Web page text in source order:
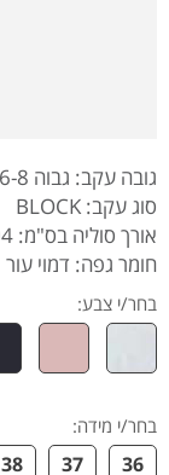
גובה עקב: גבוה 6-8
סוג עקב: BLOCK
אורך סוליה בס"מ: 29.04
חומר גפה: דמוי עור
בחר/י צבע:
בחר/י מידה:
36
37
38